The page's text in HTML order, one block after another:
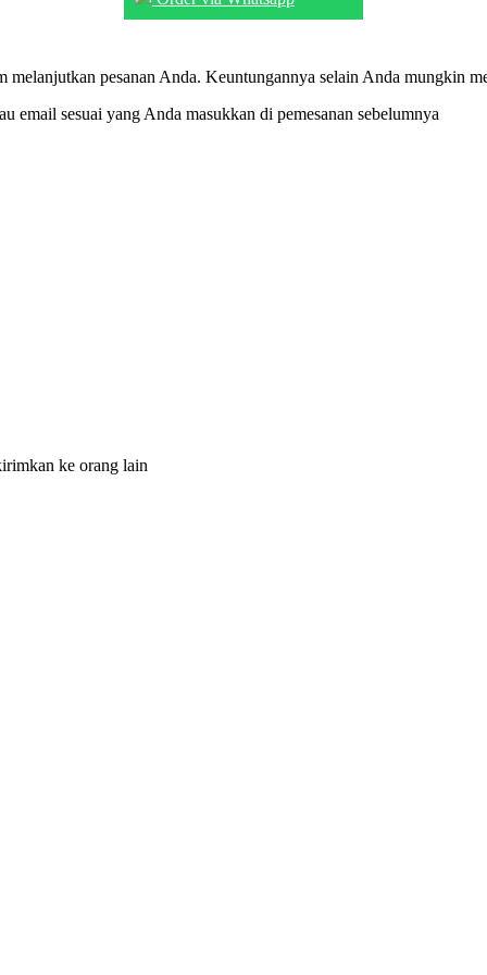
pesanan Anda. Keuntungannya selain Anda mungkin
email sesuai yang Anda masukkan di pemesanan sebelumnya
ke orang lain